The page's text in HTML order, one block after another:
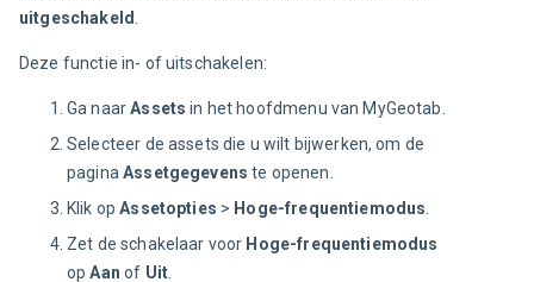
uitgeschakeld
Deze functie in- of uitschakelen:
Ga naarAssets in het hoofdmenu van MyGeotab.
Selecteer de assets die u wilt bijwerken, om de
paginaAssetgegevens te openen.
Klik opAssetopties > Hoge-frequentiemodus
Zet de schakelaar voor Hoge-frequentiemodus
opAan of Uit.